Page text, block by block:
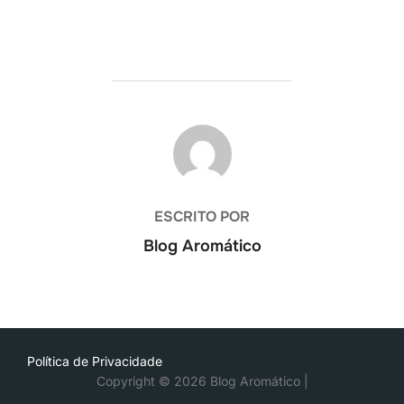
AUTOR DO POST
ESCRITO POR
Blog Aromático
Política de Privacidade
Copyright © 2026 Blog Aromático |